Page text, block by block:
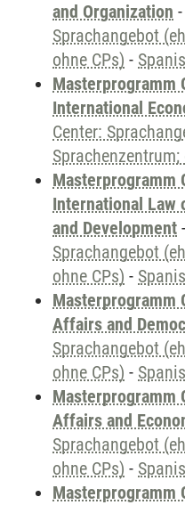
and Organization -
Sprachangebot
ohne CPs) -
Masterprogramm
International
Center:
Sprachenzentrum;
Masterprogramm
International Law
and Development -
Sprachangebot
ohne CPs) -
Masterprogramm
Affairs and
Sprachangebot
ohne CPs) -
Masterprogramm
Affairs and
Sprachangebot
ohne CPs) -
Masterprogramm